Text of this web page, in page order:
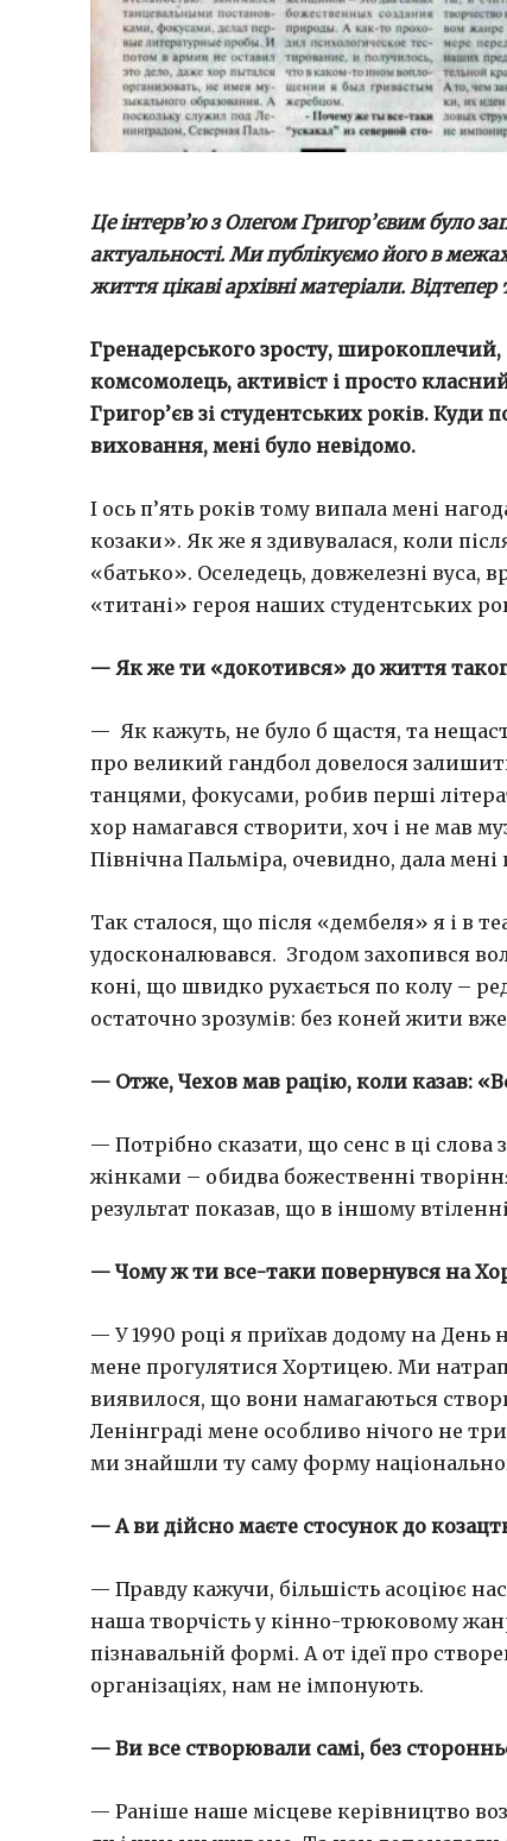
Це інтерв’ю з Олегом Григор’євим було
актуальності. Ми публікуємо його в
життя цікаві архівні матеріали.
Гренадерського зросту,
комсомолець, активіст і просто
Григор’єв зі студентських років. Куди
виховання, мені було невідомо.
І ось п’ять років тому випала мені
козаки». Як же я здивувалася, коли
«батько». Оселедець, довжелезні вуса,
«титані» героя наших студентських
— Як же ти «докотився» до життя
— Як кажуть, не було б щастя, та
про великий гандбол довелося
танцями, фокусами, робив перші
хор намагався створити, хоч і не мав
Північна Пальміра, очевидно, дала
Так сталося, що після «дембеля» я і в
удосконалювався. Згодом захопився
коні, що швидко рухається по колу –
остаточно зрозумів: без коней жити
— Отже, Чехов мав рацію, коли казав:
— Потрібно сказати, що сенс в ці
жінками – обидва божественні
результат показав, що в іншому
— Чому ж ти все-таки повернувся на
— У 1990 році я приїхав додому на День
мене прогулятися Хортицею. Ми
виявилося, що вони намагаються
Ленінграді мене особливо нічого не
ми знайшли ту саму форму
— А ви дійсно маєте стосунок до
— Правду кажучи, більшість асоціює
наша творчість у кінно-трюковому
пізнавальній формі. А от ідеї про
організаціях, нам не імпонують.
— Ви все створювали самі, без
— Раніше наше місцеве керівництво